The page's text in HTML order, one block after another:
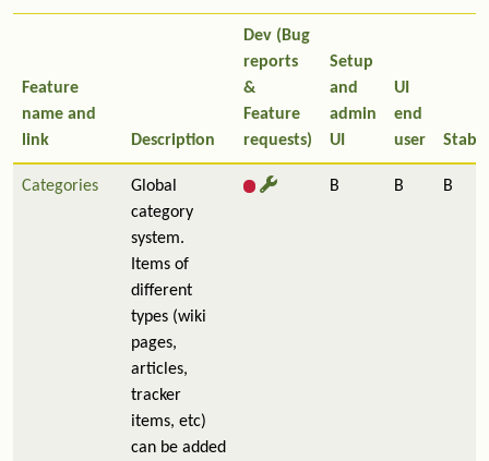
Feature
name and
link
Description
Dev (Bug
reports
&
Feature
requests)
Setup
and
admin
UI
UI
end
user
Categories
Global
category
system.
Items of
different
types (wiki
pages,
articles,
tracker
items, etc)
can be added
B B B